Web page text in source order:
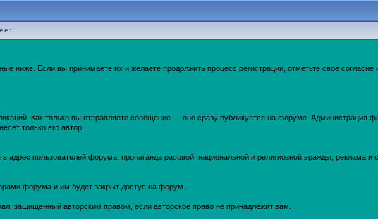
ниже. Если вы принимаете их и желаете продолжить процесс регистрации, отметьте свое
Как только вы отправляете сообщение — оно сразу публикуется на форуме. Администрация
только его автор.
пользователей форума, пропаганда расовой, национальной и религиозной вражды; реклама и
форума и им будет закрыт доступ на форум.
защищенный авторским правом, если авторское право не принадлежит вам.